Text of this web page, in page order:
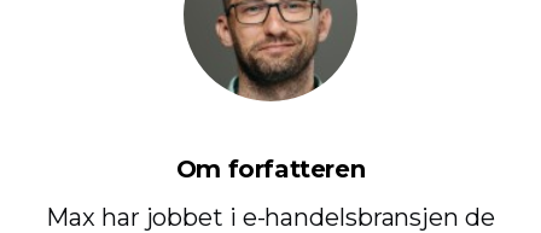
Om forfatteren
Max har jobbet i e-handelsbransjen de